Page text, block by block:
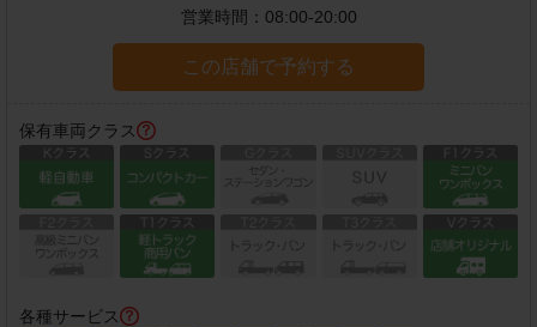
営業時間： 08:00-20:00
この店舗で予約する
保有車両クラス
各種サービス